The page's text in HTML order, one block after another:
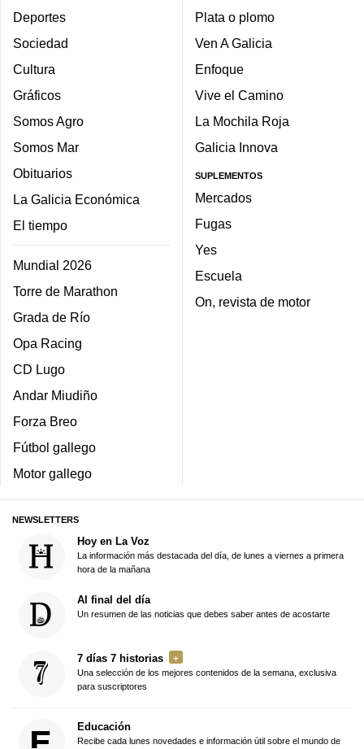
Deportes
Sociedad
Cultura
Gráficos
Somos Agro
Somos Mar
Obituarios
La Galicia Económica
El tiempo
Mundial 2026
Torre de Marathon
Grada de Río
Opa Racing
CD Lugo
Andar Miudiño
Forza Breo
Fútbol gallego
Motor gallego
Plata o plomo
Ven A Galicia
Enfoque
Vive el Camino
La Mochila Roja
Galicia Innova
SUPLEMENTOS
Mercados
Fugas
Yes
Escuela
On, revista de motor
NEWSLETTERS
Hoy en La Voz
La información más destacada del día, de lunes a viernes a primera
hora de la mañana
Al final del día
Un resumen de las noticias que debes saber antes de acostarte
7 días 7 historias
Una selección de los mejores contenidos de la semana, exclusiva
para suscriptores
Educación
Recibe cada lunes novedades e información útil sobre el mundo de